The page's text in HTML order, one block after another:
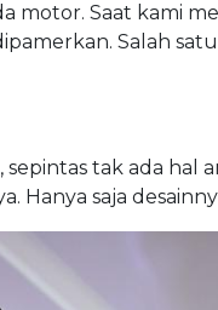
motor. Saat kami
Salah
tak ada hal
Hanya saja